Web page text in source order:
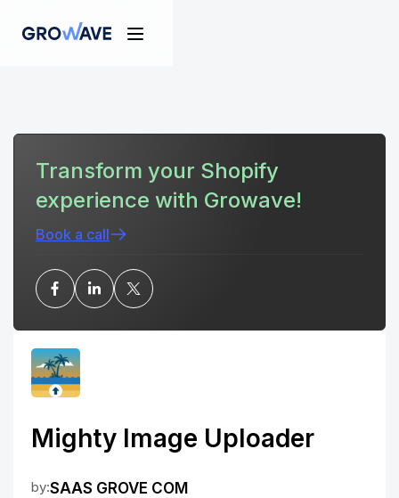
Transform your Shopify
experience with Growave!
Book a call
Mighty Image Uploader
by:SAAS GROVE COM